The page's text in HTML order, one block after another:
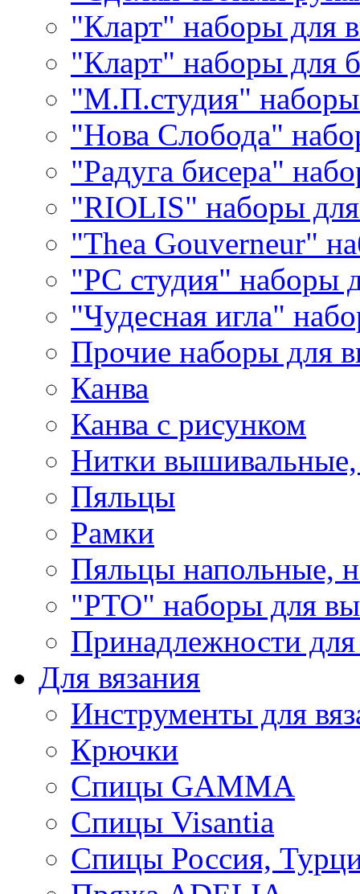
"Кларт" наборы для
"Кларт" наборы для
"М.П.студия"
"Нова Слобода"
"Радуга бисера"
"RIOLIS" наборы
"Thea Gouverneur"
"РС студия" наборы
"Чудесная игла"
Прочие наборы для
Канва
Канва с рисунком
Нитки
Пяльцы
Рамки
Пяльцы напольные,
"РТО" наборы для
Принадлежности
Для вязания
Инструменты для
Крючки
Спицы GAMMA
Спицы Visantia
Спицы Россия,